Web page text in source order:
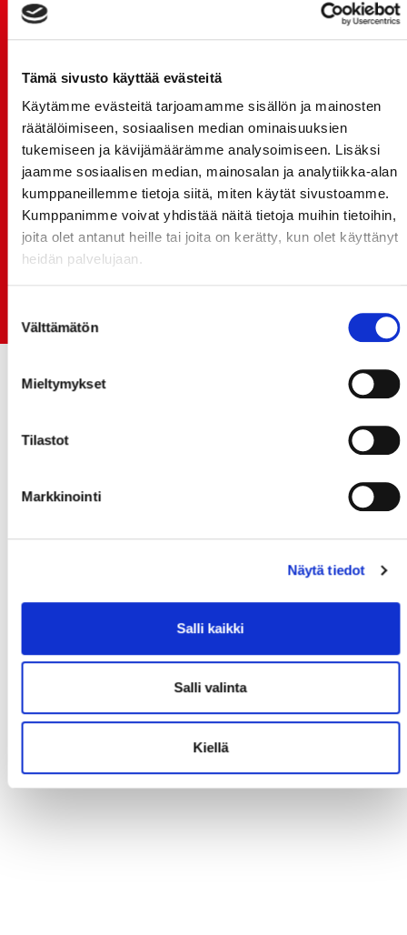
Tämä sivusto käyttää evästeitä
Käytämme evästeitä tarjoamamme sisällön ja mainosten
räätälöimiseen, sosiaalisen median ominaisuuksien
tukemiseen ja kävijämäärämme analysoimiseen. Lisäksi
jaamme sosiaalisen median, mainosalan ja analytiikka-alan
kumppaneillemme tietoja siitä, miten käytät sivustoamme.
Kumppanimme voivat yhdistää näitä tietoja muihin tietoihin,
joita olet antanut heille tai joita on kerätty, kun olet käyttänyt
heidän palvelujaan.
valinta
Välttämätön
Mieltymykset
Tilastot
Markkinointi
Näytä tiedot
Salli kaikki
Salli valinta
Kiellä
TULE MUKAAN ILMAISEEN
SPORT-ÄSSÄT JA KOKO JOUKKUEEN MEET&GREET
TO 13.8. - LIPUT NYT MYYNNISSÄ
15.07.
Rinta-Joupin Autoliike jatkaa Sportin
pääyhteistyökumppanina Superkaudella – jatkoa
monikymmenvuotiselle yhteistyölle